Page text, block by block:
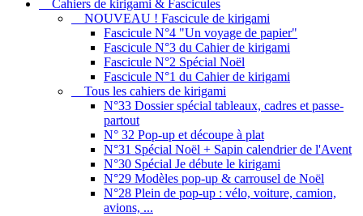
Cahiers de kirigami & Fascicules
NOUVEAU ! Fascicule de kirigami
Fascicule N°4 "Un voyage de papier"
Fascicule N°3 du Cahier de kirigami
Fascicule N°2 Spécial Noël
Fascicule N°1 du Cahier de kirigami
Tous les cahiers de kirigami
N°33 Dossier spécial tableaux, cadres et passe-
partout
N° 32 Pop-up et découpe à plat
N°31 Spécial Noël + Sapin calendrier de l'Avent
N°30 Spécial Je débute le kirigami
N°29 Modèles pop-up & carrousel de Noël
N°28 Plein de pop-up : vélo, voiture, camion,
avions, ...